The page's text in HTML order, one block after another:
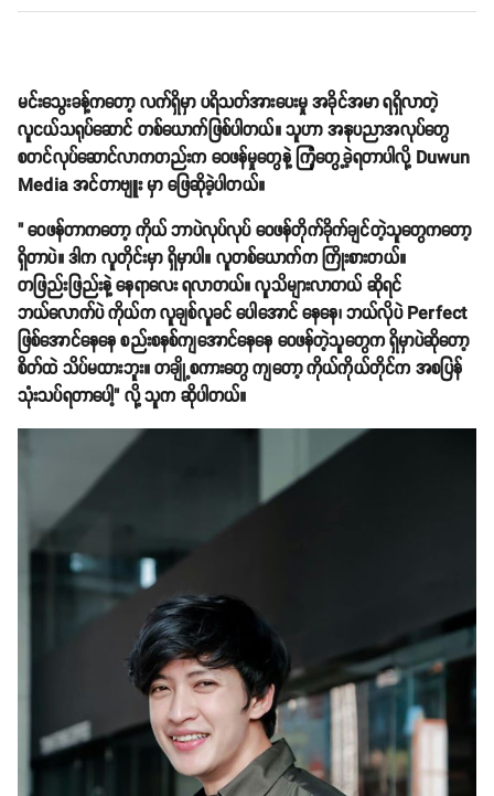
မင်းသွေးခန့်ကတော့ လက်ရှိမှာ ပရိသတ်အားပေးမှု အခိုင်အမာ ရရှိလာတဲ့
လူငယ်သရုပ်ဆောင် တစ်ယောက်ဖြစ်ပါတယ်။ သူဟာ အနုပညာအလုပ်တွေ
စတင်လုပ်ဆောင်လာကတည်းက ဝေဖန်မှုတွေနဲ့ ကြုံတွေ့ခဲ့ရတာပါလို့ Duwun
Media အင်တာဗျူး မှာ ဖြေဆိုခဲ့ပါတယ်။
" ဝေဖန်တာကတော့ ကိုယ် ဘာပဲလုပ်လုပ် ဝေဖန်တိုက်ခိုက်ချင်တဲ့သူတွေကတော့
ရှိတာပဲ။ ဒါက လူတိုင်းမှာ ရှိမှာပါ။ လူတစ်ယောက်က ကြိုးစားတယ်။
တဖြည်းဖြည်းနဲ့ နေရာလေး ရလာတယ်။ လူသိများလာတယ် ဆိုရင်
ဘယ်လောက်ပဲ ကိုယ်က လူချစ်လူခင် ပေါအောင် နေနေ၊ ဘယ်လိုပဲ Perfect
ဖြစ်အောင်နေနေ စည်းစနစ်ကျအောင်နေနေ ဝေဖန်တဲ့သူတွေက ရှိမှာပဲဆိုတော့
စိတ်ထဲ သိပ်မထားဘူး။ တချို့စကားတွေ ကျတော့ ကိုယ်ကိုယ်တိုင်က အစပြန်
သုံးသပ်ရတာပေါ့" လို့ သူက ဆိုပါတယ်။